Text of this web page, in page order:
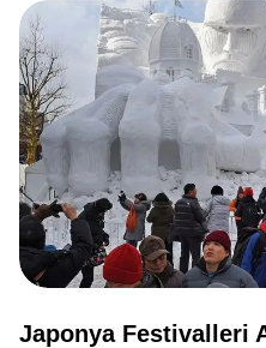
Japonya Festivalleri